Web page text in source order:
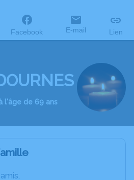
Facebook E-mail Lien
l'âge de 69 ans